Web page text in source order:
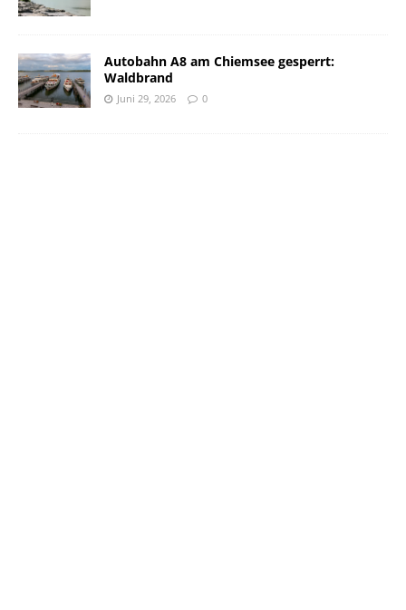
Autobahn A8 am Chiemsee gesperrt:
Waldbrand
Juni 29, 2026 0